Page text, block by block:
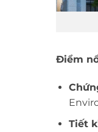
Điểm
Tiết